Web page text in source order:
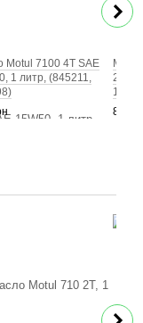
Motul 7100 4T SAE
1 литр, (845211,
840